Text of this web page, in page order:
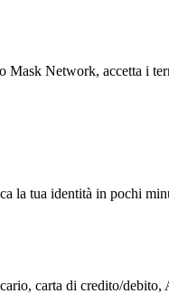
Mask Network, accetta i
la tua identità in pochi
carta di credito/